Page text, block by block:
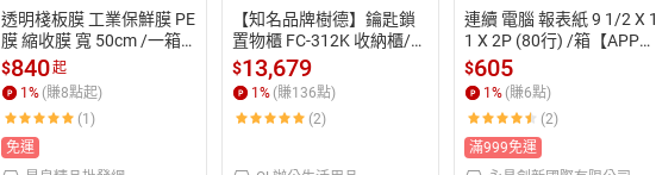
透明棧板膜 工業保鮮膜 PE
膜 縮收膜 寬 50cm /一箱4
大卷入(定400) 工業膠膜
打包膜 包裝束膜 收縮膜
無背膠
$840起
1 % (賺8點起)
(1)
免運
【知名品牌樹德】鑰匙鎖
置物櫃 FC-312K 收納櫃/員
工櫃/鐵櫃
$13,679
1% (賺136點)
(2)
連續 電腦 報表紙 9 1/2 X 1
1 X 2P (80行) /箱【APP滿
額下單10%點數(單一帳號
最高1500點)】8/31止
$605
1 % (賺6點)
(2)
滿999免運